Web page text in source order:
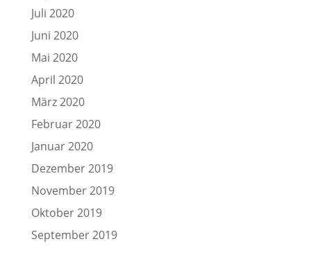
Juli 2020
Juni 2020
Mai 2020
April 2020
März 2020
Februar 2020
Januar 2020
Dezember 2019
November 2019
Oktober 2019
September 2019